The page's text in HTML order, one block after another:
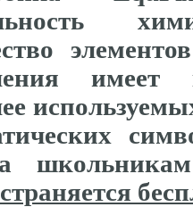
имеет